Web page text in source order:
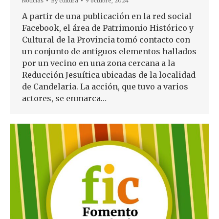
A partir de una publicación en la red social
Facebook, el área de Patrimonio Histórico y
Cultural de la Provincia tomó contacto con
un conjunto de antiguos elementos hallados
por un vecino en una zona cercana a la
Reducción Jesuítica ubicadas de la localidad
de Candelaria. La acción, que tuvo a varios
actores, se enmarca…